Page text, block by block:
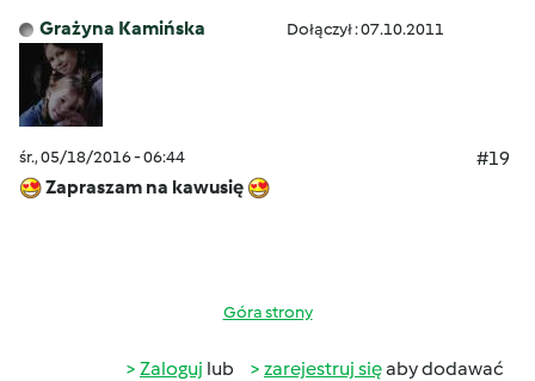
Grażyna Kamińska Dołączył : 07.10.2011
śr., 05/18/2016 - 06:44
#19
Zapraszam na kawusię
Góra strony
Zaloguj lub zarejestruj sięaby dodawać